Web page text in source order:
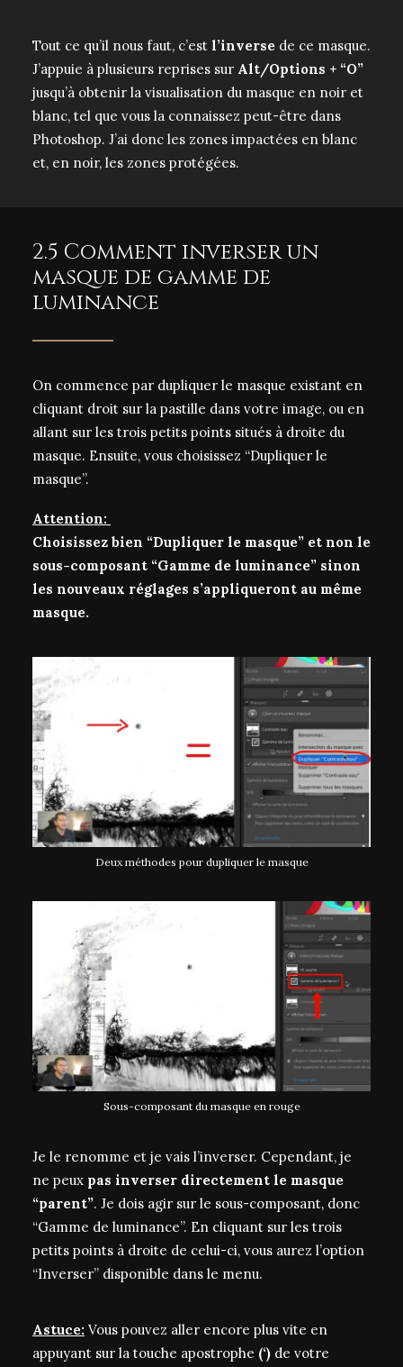
Tout ce qu’il nous faut, c’est l’inverse de ce masque.
J’appuie à plusieurs reprises sur Alt/Options + “O”
jusqu’à obtenir la visualisation du masque en noir et
blanc, tel que vous la connaissez peut-être dans
Photoshop. J’ai donc les zones impactées en blanc
et, en noir, les zones protégées.
2.5 Comment inverser un
masque de gamme de
luminance
On commence par dupliquer le masque existant en
cliquant droit sur la pastille dans votre image, ou en
allant sur les trois petits points situés à droite du
masque. Ensuite, vous choisissez “Dupliquer le
masque”.
Attention:
Choisissez bien “Dupliquer le masque” et non le
sous-composant “Gamme de luminance” sinon
les nouveaux réglages s’appliqueront au même
masque.
Deux méthodes pour dupliquer le masque
Sous-composant du masque en rouge
Je le renomme et je vais l’inverser. Cependant, je
ne peux pas inverser directement le masque
“parent”. Je dois agir sur le sous-composant, donc
“Gamme de luminance”. En cliquant sur les trois
petits points à droite de celui-ci, vous aurez l’option
“Inverser” disponible dans le menu.
Astuce: Vous pouvez aller encore plus vite en
appuyant sur la touche apostrophe (‘) de votre